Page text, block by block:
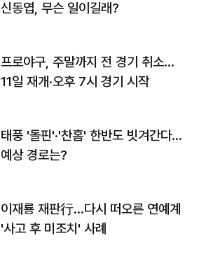
신동엽, 무슨 일이길래?
프로야구, 주말까지 전 경기 취소…
11일 재개·오후 7시 경기 시작
태풍 '돌핀'·'찬홈' 한반도 빗겨간다…
예상 경로는?
이재룡 재판行…다시 떠오른 연예계
'사고 후 미조치' 사례